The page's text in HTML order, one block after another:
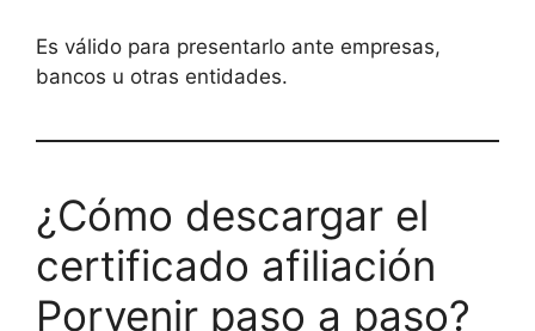
Es válido para presentarlo ante empresas,
bancos u otras entidades.
¿Cómo descargar el
certificado afiliación
Porvenir paso a paso?